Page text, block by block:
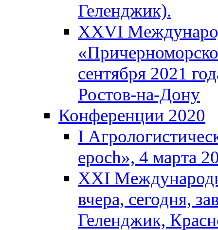
Геленджик).
XXVI
сентября 2021
Ростов-на-Дону
Конференции 2020
I
epoch», 4 марта
XXI
вчера, сегодня,
Геленджик,